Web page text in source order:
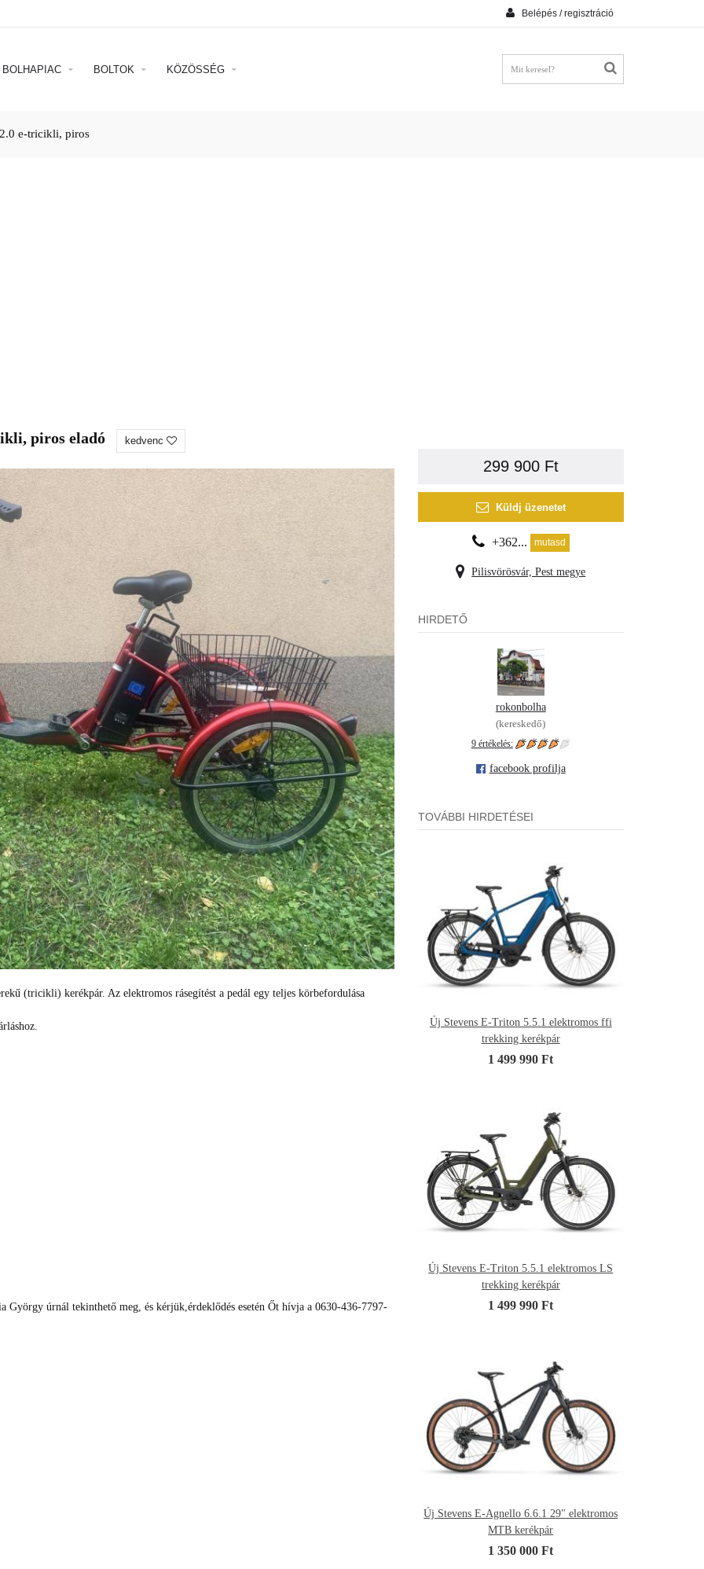
Belépés / regisztráció
BOLHAPIAC BOLTOK KÖZÖSSÉG
e-tricikli, piros
piros eladó kedvenc
(tricikli) kerékpár. Az elektromos rásegítést a pedál egy teljes körbefordulása
György úrnál tekinthető meg, és kérjük,érdeklődés esetén Őt hívja a 0630-436-7797-
299 900 Ft
Küldj üzenetet
+362... mutasd
Pilisvörösvár, Pest megye
HIRDETŐ
rokonbolha
(kereskedő)
9 értékelés:
facebook profilja
TOVÁBBI HIRDETÉSEI
Új Stevens E-Triton 5.5.1 elektromos ffi
trekking kerékpár
1 499 990 Ft
Új Stevens E-Triton 5.5.1 elektromos LS
trekking kerékpár
1 499 990 Ft
Új Stevens E-Agnello 6.6.1 29" elektromos
MTB kerékpár
1 350 000 Ft